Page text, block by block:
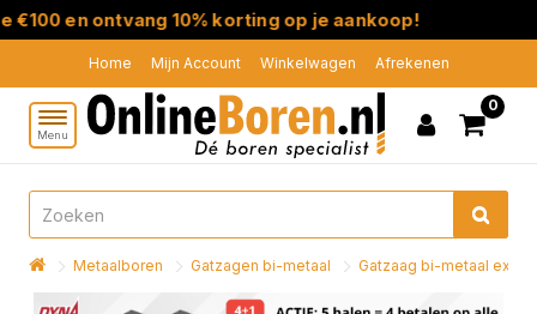
en ontvang 10% korting op je aankoop!
Home Mijn Account Winkelwagen Afrekenen
Menu
0
Metaalboren Gatzagen bi-metaal Gatzaag bi-metaal extra